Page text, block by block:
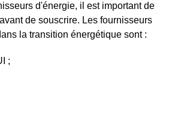
d'énergie, il est important de
de souscrire. Les fournisseurs
la transition énergétique sont :
;